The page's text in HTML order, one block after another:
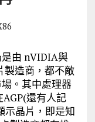
由 nVIDIA與
製造商，都不敵
。其中處理器
還有人記
示晶片，即是知